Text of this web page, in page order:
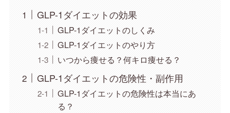
GLP-1ダイエットの効果
GLP-1ダイエットのしくみ
GLP-1ダイエットのやり方
いつから痩せる？何キロ痩せる？
GLP-1ダイエットの危険性・副作用
GLP-1ダイエットの危険性は本当にあ
る？